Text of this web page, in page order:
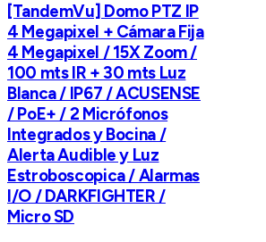
[TandemVu] Domo PTZ IP
4 Megapixel + Cámara Fija
4 Megapixel / 15X Zoom /
100 mts IR + 30 mts Luz
Blanca / IP67 / ACUSENSE
/ PoE+ / 2 Micrófonos
Integrados y Bocina /
Alerta Audible y Luz
Estroboscopica / Alarmas
I/O / DARKFIGHTER /
Micro SD